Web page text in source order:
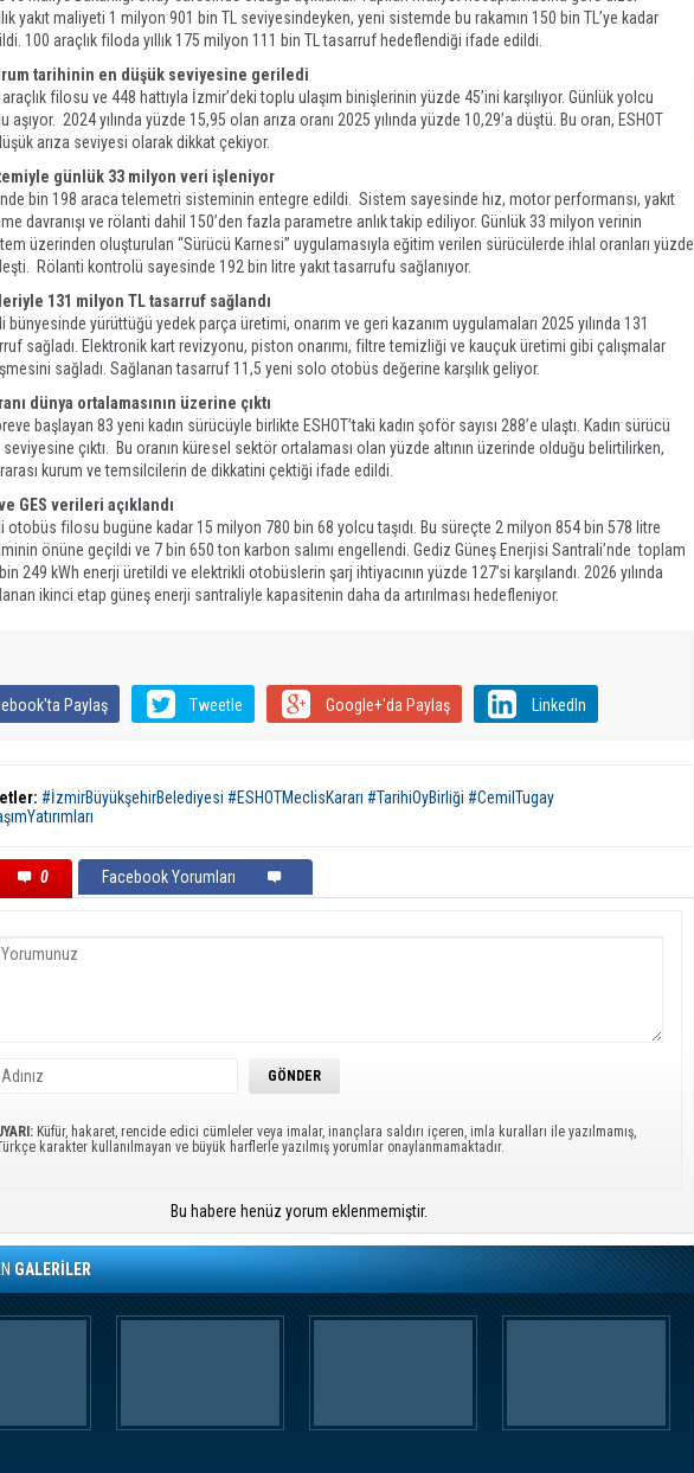
yakıt maliyeti 1 milyon 901 bin TL seviyesindeyken, yeni sistemde bu rakamın 150 bin TL’ye kadar
100 araçlık filoda yıllık 175 milyon 111 bin TL tasarruf hedeflendiği ifade edildi.
tarihinin en düşük seviyesine geriledi
araçlık filosu ve 448 hattıyla İzmir’deki toplu ulaşım binişlerinin yüzde 45’ini karşılıyor. Günlük yolcu
aşıyor. 2024 yılında yüzde 15,95 olan arıza oranı 2025 yılında yüzde 10,29’a düştü. Bu oran, ESHOT
arıza seviyesi olarak dikkat çekiyor.
günlük 33 milyon veri işleniyor
bin 198 araca telemetri sisteminin entegre edildi. Sistem sayesinde hız, motor performansı, yakıt
davranışı ve rölanti dahil 150’den fazla parametre anlık takip ediliyor. Günlük 33 milyon verinin
üzerinden oluşturulan “Sürücü Karnesi” uygulamasıyla eğitim verilen sürücülerde ihlal oranları yüzde
Rölanti kontrolü sayesinde 192 bin litre yakıt tasarrufu sağlanıyor.
131 milyon TL tasarruf sağlandı
bünyesinde yürüttüğü yedek parça üretimi, onarım ve geri kazanım uygulamaları 2025 yılında 131
sağladı. Elektronik kart revizyonu, piston onarımı, filtre temizliği ve kauçuk üretimi gibi çalışmalar
sağladı. Sağlanan tasarruf 11,5 yeni solo otobüs değerine karşılık geliyor.
dünya ortalamasının üzerine çıktı
başlayan 83 yeni kadın sürücüyle birlikte ESHOT’taki kadın şoför sayısı 288’e ulaştı. Kadın sürücü
çıktı. Bu oranın küresel sektör ortalaması olan yüzde altının üzerinde olduğu belirtilirken,
kurum ve temsilcilerin de dikkatini çektiği ifade edildi.
GES verileri açıklandı
otobüs filosu bugüne kadar 15 milyon 780 bin 68 yolcu taşıdı. Bu süreçte 2 milyon 854 bin 578 litre
önüne geçildi ve 7 bin 650 ton karbon salımı engellendi. Gediz Güneş Enerjisi Santrali’nde toplam
249 kWh enerji üretildi ve elektrikli otobüslerin şarj ihtiyacının yüzde 127’si karşılandı. 2026 yılında
ikinci etap güneş enerji santraliyle kapasitenin daha da artırılması hedefleniyor.
Paylaş Tweetle Google+'da Paylaş LinkedIn
#İzmirBüyükşehirBelediyesi #ESHOTMeclisKararı #TarihiOyBirliği #CemilTugay
0 Facebook Yorumları
Küfür, hakaret, rencide edici cümleler veya imalar, inançlara saldırı içeren, imla kuralları ile yazılmamış,
karakter kullanılmayan ve büyük harflerle yazılmış yorumlar onaylanmamaktadır.
Bu habere henüz yorum eklenmemiştir.
GALERİLER